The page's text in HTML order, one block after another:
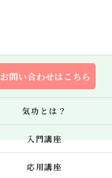
お問い合わせはこちら
気功とは？
入門講座
応用講座